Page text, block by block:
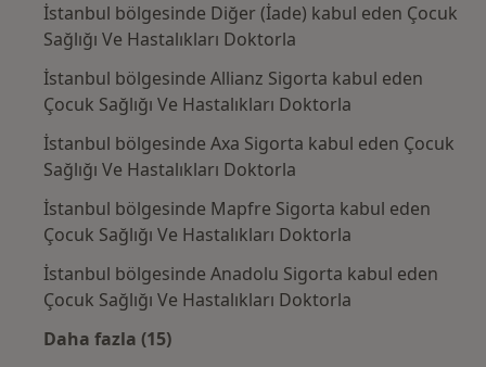
İstanbul bölgesinde Diğer (İade) kabul eden Çocuk
Sağlığı Ve Hastalıkları Doktorla
İstanbul bölgesinde Allianz Sigorta kabul eden
Çocuk Sağlığı Ve Hastalıkları Doktorla
İstanbul bölgesinde Axa Sigorta kabul eden Çocuk
Sağlığı Ve Hastalıkları Doktorla
İstanbul bölgesinde Mapfre Sigorta kabul eden
Çocuk Sağlığı Ve Hastalıkları Doktorla
İstanbul bölgesinde Anadolu Sigorta kabul eden
Çocuk Sağlığı Ve Hastalıkları Doktorla
Daha fazla (15)